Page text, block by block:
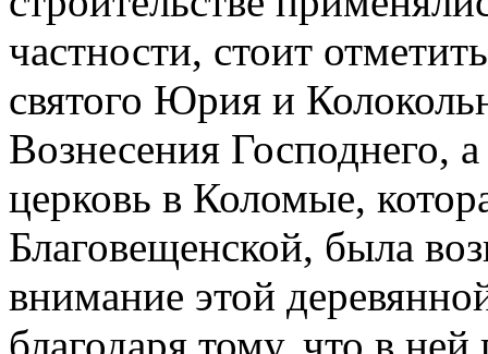
частности, стоит
святого Юрия и
Вознесения Господнего,
церковь в Коломые,
Благовещенской, была
внимание этой
благодаря тому, что в ней